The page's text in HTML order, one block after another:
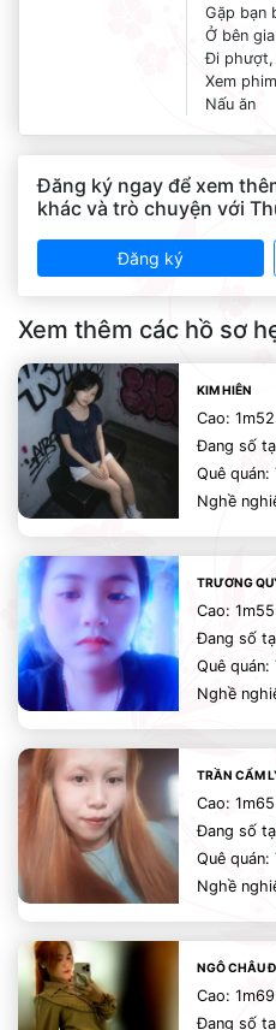
Gặp bạn
Ở bên
Đi phượt,
Xem phim
Nấu ăn
Đăng ký ngay để xem
khác và trò chuyện với
Đăng ký
Xem thêm các hồ sơ
KIM HIÊN
Cao:
Đang số
Quê quán:
Nghề
TRƯƠNG
Cao:
Đang số
Quê quán:
Nghề
TRẦN CẨM
Cao:
Đang số
Quê quán:
Nghề
NGÔ CHÂU
Cao:
Đang số